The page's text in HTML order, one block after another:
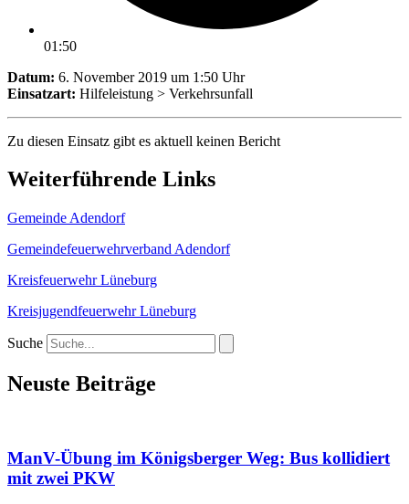
01:50
Datum: 6. November 2019 um 1:50 Uhr
Einsatzart: Hilfeleistung > Verkehrsunfall
Zu diesen Einsatz gibt es aktuell keinen Bericht
Weiterführende Links
Gemeinde Adendorf
Gemeindefeuerwehrverband Adendorf
Kreisfeuerwehr Lüneburg
Kreisjugendfeuerwehr Lüneburg
Suche
Neuste Beiträge
ManV-Übung im Königsberger Weg: Bus kollidiert
mit zwei PKW